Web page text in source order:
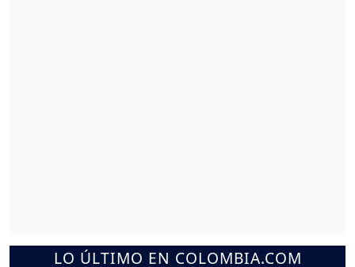
LO ÚLTIMO EN COLOMBIA.COM